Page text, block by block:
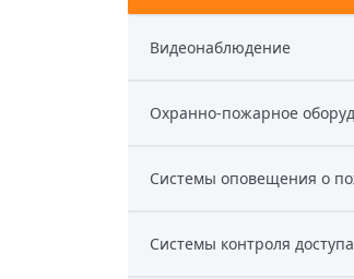
Видеонаблюдение
Системы контроля доступа